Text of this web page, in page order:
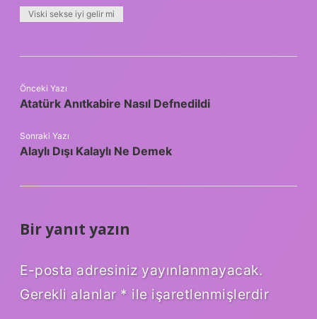
Viski sekse iyi gelir mi
Önceki Yazı
Atatürk Anıtkabire Nasıl Defnedildi
Sonraki Yazı
Alaylı Dışı Kalaylı Ne Demek
Bir yanıt yazın
E-posta adresiniz yayınlanmayacak.
Gerekli alanlar * ile işaretlenmişlerdir